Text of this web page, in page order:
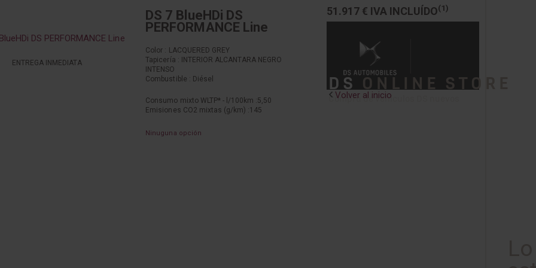
ENTREGA INMEDIATA
DS 7 BlueHDi DS
PERFORMANCE Line
Color : LACQUERED GREY
Tapicería : INTERIOR ALCANTARA NEGRO
INTENSO
Combustible : Diésel
Consumo mixto WLTP* - l/100km :5,50
Emisiones CO2 mixtas (g/km) :145
Ninuguna opción
51.917 € IVA INCLUÍDO(1)
DS ONLINE STORE
Compra de vehículos DS nuevos
Volver al inicio